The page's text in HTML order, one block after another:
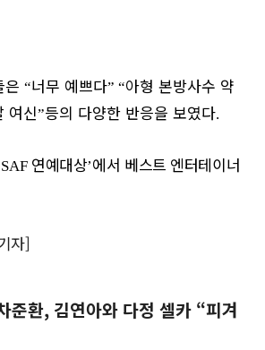
은 “너무 예쁘다” “아형 본방사수 약
여신”등의 다양한 반응을 보였다.
연예대상’에서 베스트 엔터테이너
자]
준환, 김연아와 다정 셀카 “피겨